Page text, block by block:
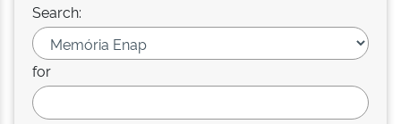
Search:
for